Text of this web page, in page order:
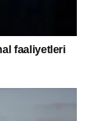
faaliyetleri